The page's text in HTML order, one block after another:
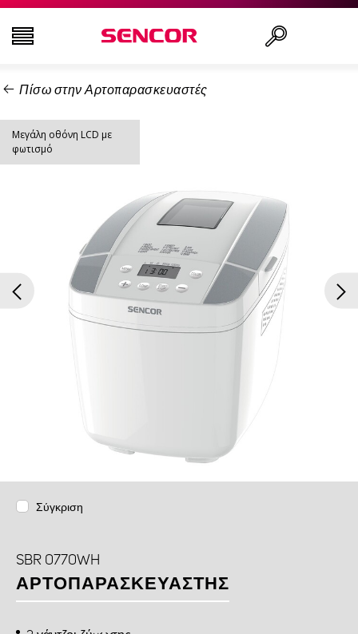
ΤΗΛΕΟΡΆΣΕΙΣ
ΕΙΚΌΝΑ & ΉΧΟΣ
ΟΙΚΙΑΚΌΣ ΕΞΟΠΛΙΣΜΌΣ
ΝΟΙΚΟΚΥΡΙΌ
ΥΓΕΊΑ ΚΑΙ ΟΜΟΡΦΙΆ
ΕΊΔΗ ΓΡΑΦΕΊΟΥ ΚΑΙ ΚΑΛΏΔΙΑ
Πίσω στην Αρτοπαρασκευαστές
Μεγάλη οθόνη LCD με
φωτισμό
Σύγκριση
SBR 0770WH
ΑΡΤΟΠΑΡΑΣΚΕΥΑΣΤΉΣ